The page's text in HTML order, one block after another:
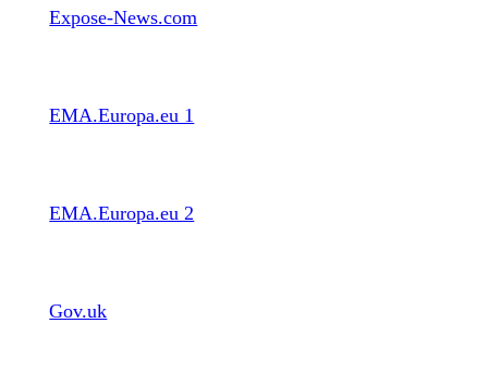
Expose-News.com
EMA.Europa.eu 1
EMA.Europa.eu 2
Gov.uk